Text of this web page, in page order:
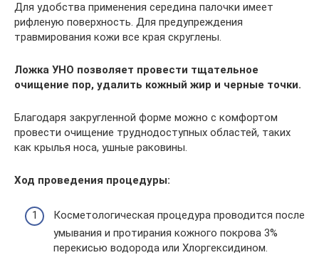
Для удобства применения середина палочки имеет
рифленую поверхность. Для предупреждения
травмирования кожи все края скруглены.
Ложка УНО позволяет провести тщательное
очищение пор, удалить кожный жир и черные точки.
Благодаря закругленной форме можно с комфортом
провести очищение труднодоступных областей, таких
как крылья носа, ушные раковины.
Ход проведения процедуры:
Косметологическая процедура проводится после
умывания и протирания кожного покрова 3%
перекисью водорода или Хлоргексидином.